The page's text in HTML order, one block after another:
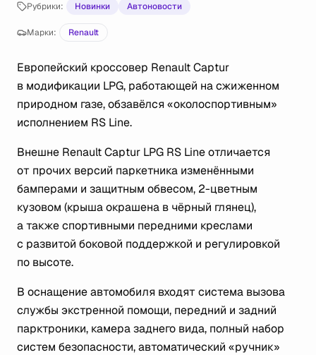
Рубрики: Новинки Автоновости
Марки: Renault
Европейский кроссовер Renault Captur
в модификации LPG, работающей на сжиженном
природном газе, обзавёлся «околоспортивным»
исполнением RS Line.
Внешне Renault Captur LPG RS Line отличается
от прочих версий паркетника изменёнными
бамперами и защитным обвесом, 2-цветным
кузовом (крыша окрашена в чёрный глянец),
а также спортивными передними креслами
с развитой боковой поддержкой и регулировкой
по высоте.
В оснащение автомобиля входят система вызова
службы экстренной помощи, передний и задний
парктроники, камера заднего вида, полный набор
систем безопасности, автоматический «ручник»